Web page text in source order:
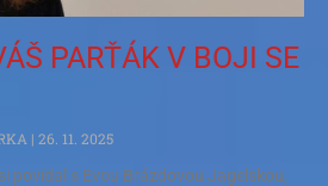
PARŤÁK V BOJI SE
26. 11. 2025
povídal s Evou Brázdovou Jagelskou,